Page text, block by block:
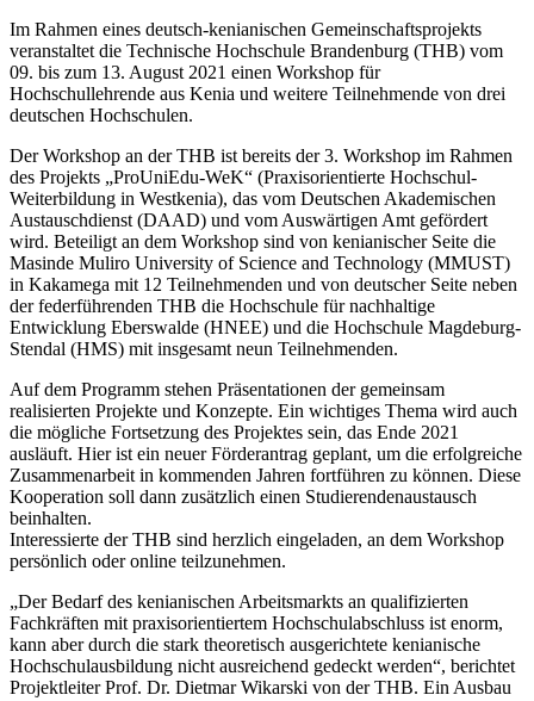
Im Rahmen eines deutsch-kenianischen Gemeinschaftsprojekts
veranstaltet die Technische Hochschule Brandenburg (THB) vom
09. bis zum 13. August 2021 einen Workshop für
Hochschullehrende aus Kenia und weitere Teilnehmende von drei
deutschen Hochschulen.
Der Workshop an der THB ist bereits der 3. Workshop im Rahmen
des Projekts „ProUniEdu-WeK“ (Praxisorientierte Hochschul-
Weiterbildung in Westkenia), das vom Deutschen Akademischen
Austauschdienst (DAAD) und vom Auswärtigen Amt gefördert
wird. Beteiligt an dem Workshop sind von kenianischer Seite die
Masinde Muliro University of Science and Technology (MMUST)
in Kakamega mit 12 Teilnehmenden und von deutscher Seite neben
der federführenden THB die Hochschule für nachhaltige
Entwicklung Eberswalde (HNEE) und die Hochschule Magdeburg-
Stendal (HMS) mit insgesamt neun Teilnehmenden.
Auf dem Programm stehen Präsentationen der gemeinsam
realisierten Projekte und Konzepte. Ein wichtiges Thema wird auch
die mögliche Fortsetzung des Projektes sein, das Ende 2021
ausläuft. Hier ist ein neuer Förderantrag geplant, um die erfolgreiche
Zusammenarbeit in kommenden Jahren fortführen zu können. Diese
Kooperation soll dann zusätzlich einen Studierendenaustausch
beinhalten.
Interessierte der THB sind herzlich eingeladen, an dem Workshop
persönlich oder online teilzunehmen.
„Der Bedarf des kenianischen Arbeitsmarkts an qualifizierten
Fachkräften mit praxisorientiertem Hochschulabschluss ist enorm,
kann aber durch die stark theoretisch ausgerichtete kenianische
Hochschulausbildung nicht ausreichend gedeckt werden“, berichtet
Projektleiter Prof. Dr. Dietmar Wikarski von der THB. Ein Ausbau